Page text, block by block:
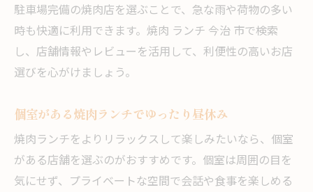
駐車場完備の焼肉店を選ぶことで、急な雨や荷物の多い
時も快適に利用できます。焼肉 ランチ 今治 市で検索
し、店舗情報やレビューを活用して、利便性の高いお店
選びを心がけましょう。
個室がある焼肉ランチでゆったり昼休み
焼肉ランチをよりリラックスして楽しみたいなら、個室
がある店舗を選ぶのがおすすめです。個室は周囲の目を
気にせず、プライベートな空間で会話や食事を楽しめる